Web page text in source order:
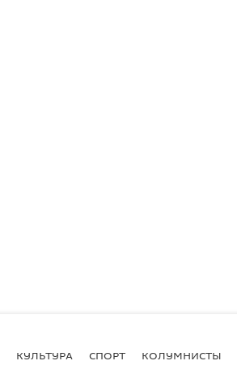
КУЛЬТУРА СПОРТ КОЛУМНИСТЫ